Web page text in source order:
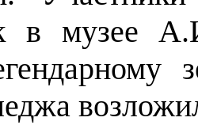
в музее